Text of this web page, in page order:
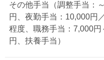
その他手当（調整手当：
円、夜勤手当：10,000円
程度、職務手当：7,000
円、扶養手当）